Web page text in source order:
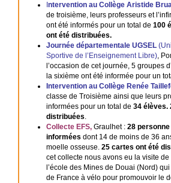
ntervention au Collège Aristide
de troisième, leurs professeurs et
ont été informés pour un total de 100
ont été distribuées.
Journée départementale UGSEL
Sportive de l’Enseignement Libre),
l’occasion de cet journée, 5 groupes
la sixième ont été informée pour un
Intervention au Collège Renée
classe de Troisième ainsi que leurs
informées pour un total de 34 élèves.
distribuées.
Collecte EFS, Graulhet : 28
informées dont 14 de moins de 36
moelle osseuse. 25 cartes ont été
cet collecte nous avons eu la visite
l’école des Mines de Douai (Nord)
de France à vélo pour promouvoir le